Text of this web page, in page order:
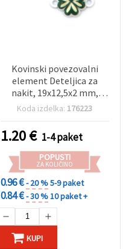
Kovinski povezovalni
element Deteljica za
nakit, 19x12,5x2 mm,
luknja: 2 mm, bela barva -
Koda izdelka: 176223
1.20€ 1-4 paket
POPUSTI
ZA KOLIČINO
0.96 €- 20 %5-9 paket
0.84 €- 30 %10 paket +
KUPI